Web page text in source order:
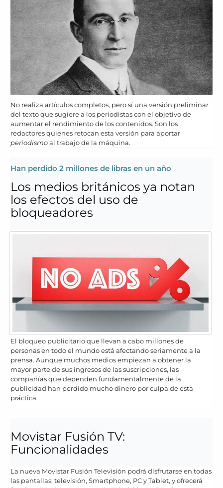
No realiza artículos completos, pero sí una versión preliminar
del texto que sugiere a los periodistas con el objetivo de
aumentar el rendimiento de los contenidos. Son los
redactores quienes retocan esta versión para aportar
periodismoal trabajo de la máquina.
Han perdido 2 millones de libras en un año
Los medios británicos ya notan
los efectos del uso de
bloqueadores
El bloqueo publicitario que llevan a cabo millones de
personas en todo el mundo está afectando seriamente a la
prensa. Aunque muchos medios empiezan a obtener la
mayor parte de sus ingresos de las suscripciones, las
compañías que dependen fundamentalmente de la
publicidad han perdido mucho dinero por culpa de esta
práctica.
Movistar Fusión TV:
Funcionalidades
La nueva Movistar Fusión Televisión podrá disfrutarse en todas
las pantallas, televisión, Smartphone, PC y Tablet, y ofrecerá